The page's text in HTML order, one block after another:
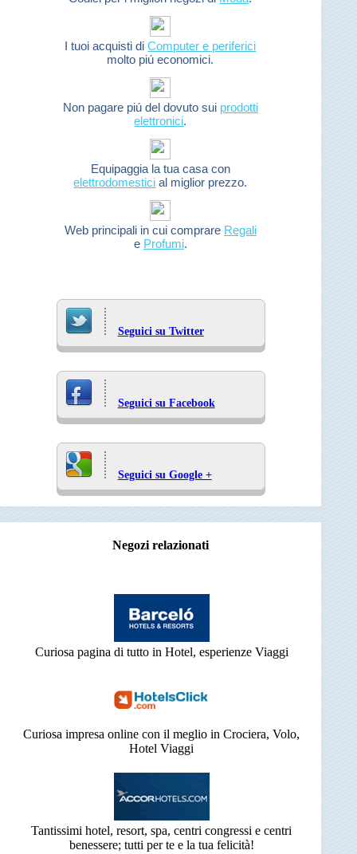
I tuoi acquisti diComputer e periferici
molto piú economici.
Non pagare piú del dovuto sui prodotti
elettronici.
Equipaggia la tua casa con
elettrodomestici al miglior prezzo.
Web principali in cui comprare Regali
e Profumi.
Seguici su Twitter
Seguici su Facebook
Seguici su Google +
Negozi relazionati
Curiosa pagina di tutto in Hotel, esperienze Viaggi
Curiosa impresa online con il meglio in Crociera, Volo,
Hotel Viaggi
Tantissimi hotel, resort, spa, centri congressi e centri
benessere; tutti per te e la tua felicità!